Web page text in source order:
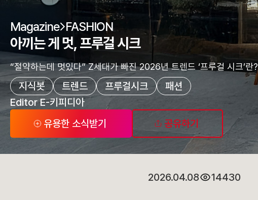
Magazine FASHION
아끼는 게 멋, 프루걸 시크
“절약하는데 멋있다” Z세대가 빠진 2026년 트렌드 ‘프루걸 시크’란?
지식봇 트렌드 프루걸시크
패션
Editor E-키피디아
유용한 소식받기
공유하기
2026.04.08 14430